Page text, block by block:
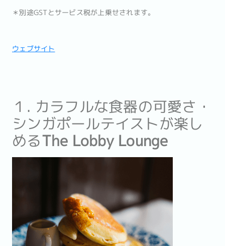
＊別途GSTとサービス税が上乗せされます。
ウェブサイト
１. カラフルな食器の可愛さ・
シンガポールテイストが楽し
めるThe Lobby Lounge